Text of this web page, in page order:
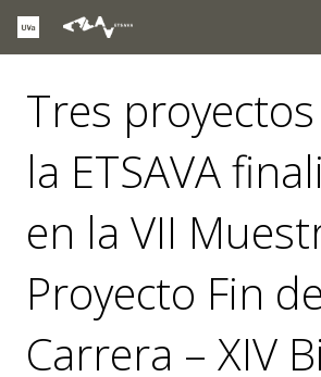
Tres proyectos
la ETSAVA
en la VII
Proyecto Fin de
Carrera – XIV